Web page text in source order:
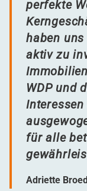
perfekte
haben
aktiv zu
WDP und
für alle
Adriette